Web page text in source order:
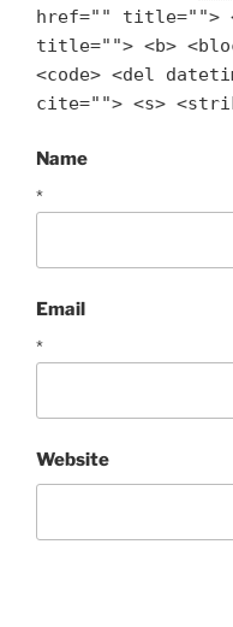
href="" title="">
title=""> <b>
<code> <del
cite=""> <s>
Name
*
Email
*
Website